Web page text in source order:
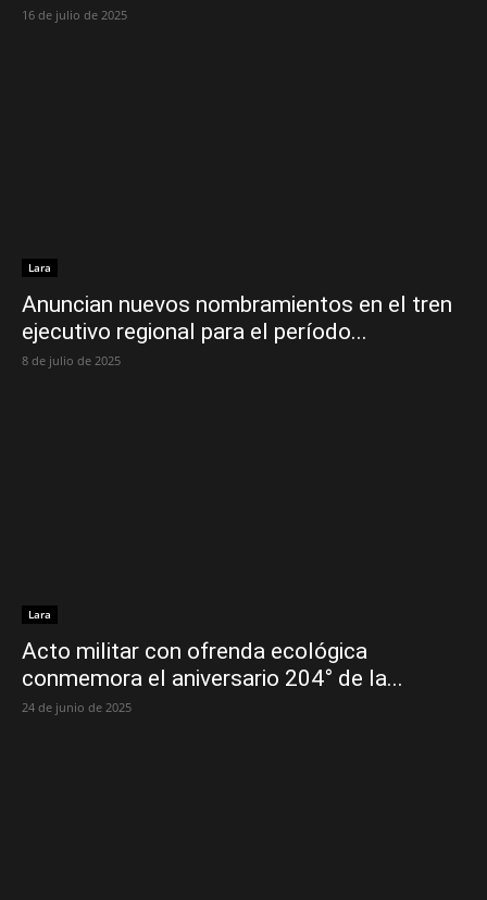
16 de julio de 2025
Lara
Anuncian nuevos nombramientos en el tren
ejecutivo regional para el período...
8 de julio de 2025
Lara
Acto militar con ofrenda ecológica
conmemora el aniversario 204° de la...
24 de junio de 2025